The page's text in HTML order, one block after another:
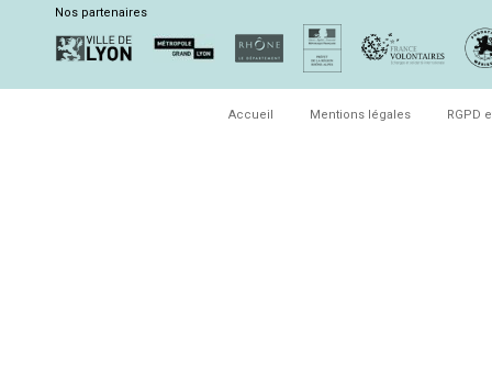
Nos partenaires
Accueil Mentions légales RGPD